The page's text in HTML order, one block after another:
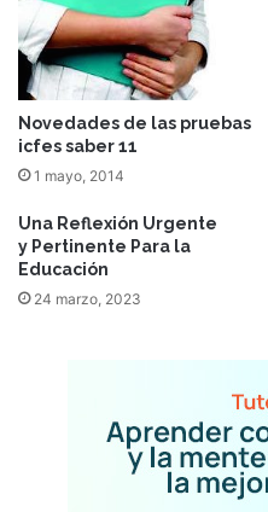
Novedades de las pruebas
icfes saber 11
1 mayo, 2014
Una Reflexión Urgente
y Pertinente Para la
Educación
24 marzo, 2023